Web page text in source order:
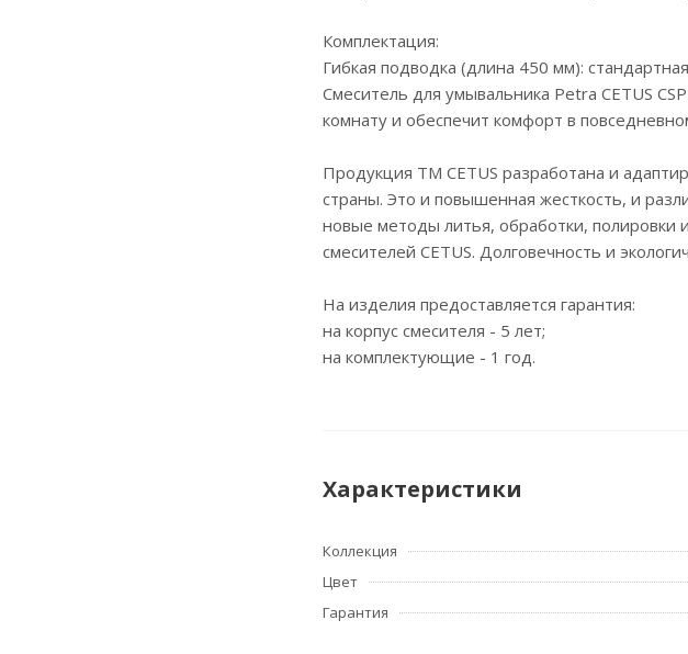
Комплектация:
Гибкая подводка (длина 450 мм):
Смеситель для умывальника Petra CETUS
комнату и обеспечит комфорт в
Продукция ТМ CETUS разработана и
страны. Это и повышенная жесткость, и
новые методы литья, обработки, полировки
смесителей CETUS. Долговечность и
На изделия предоставляется гарантия:
на корпус смесителя - 5 лет;
на комплектующие - 1 год.
Характеристики
Коллекция
Цвет
Гарантия